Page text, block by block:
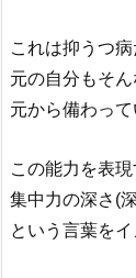
これは抑うつ
元の自分もそ
元から備わっ
この能力を表現
集中力の深さ(
という言葉を